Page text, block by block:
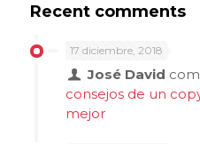
Recent comments
17 diciembre, 2018
José David
consejos de un
mejor